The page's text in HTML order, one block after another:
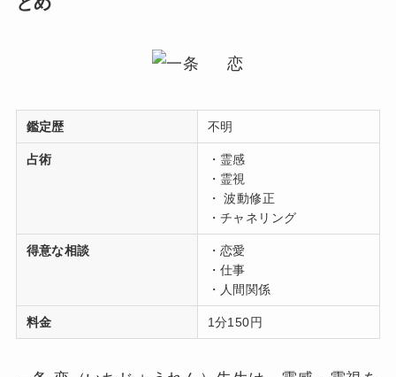
鑑定歴 不明
占術
・霊感
・霊視
・ 波動修正
・チャネリング
得意な相談
・恋愛
・仕事
・人間関係
料金 1分150円